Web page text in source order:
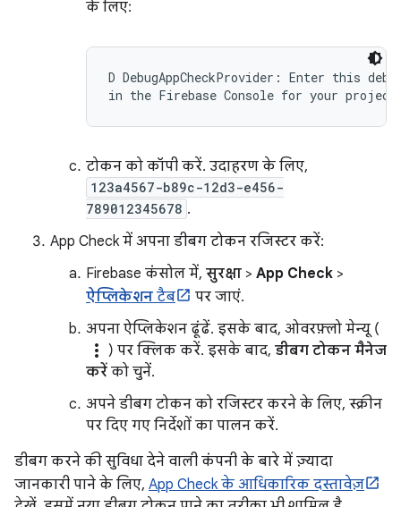
के लिए:
D DebugAppCheckProvider: Enter this
टोकन को कॉपी करें. उदाहरण के लिए,
123a4567-b89c-12d3-e456-
789012345678 .
App Check में अपना डीबग टोकन रजिस्टर करें:
Firebase कंसोल में, सुरक्षा > App Check >
ऐप्लिकेशन टैब
पर जाएं.
अपना ऐप्लिकेशन ढूंढें. इसके बाद, ओवरफ़्लो मेन्यू (
more_vert ) पर क्लिक करें. इसके बाद, डीबग टोकन मैनेज
करें को चुनें.
अपने डीबग टोकन को रजिस्टर करने के लिए, स्क्रीन
पर दिए गए निर्देशों का पालन करें.
डीबग करने की सुविधा देने वाली कंपनी के बारे में ज़्यादा
जानकारी पाने के लिए, App Check के आधिकारिक दस्तावेज़